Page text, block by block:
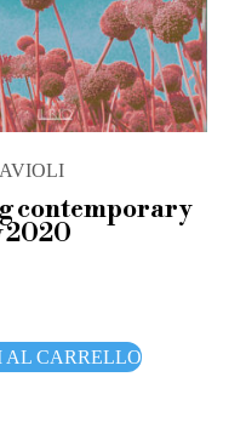
contemporary
2020
AL CARRELLO